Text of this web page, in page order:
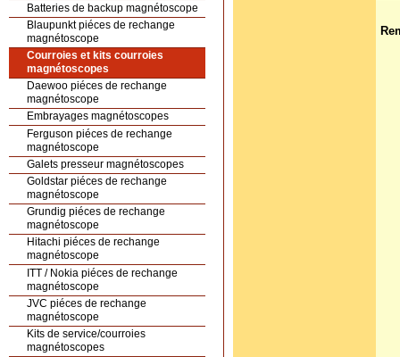
Batteries de backup magnétoscope
Blaupunkt piéces de rechange
magnétoscope
Courroies et kits courroies
magnétoscopes
Daewoo piéces de rechange
magnétoscope
Embrayages magnétoscopes
Ferguson piéces de rechange
magnétoscope
Galets presseur magnétoscopes
Goldstar piéces de rechange
magnétoscope
Grundig piéces de rechange
magnétoscope
Hitachi piéces de rechange
magnétoscope
ITT / Nokia piéces de rechange
magnétoscope
JVC piéces de rechange
magnétoscope
Kits de service/courroies
magnétoscopes